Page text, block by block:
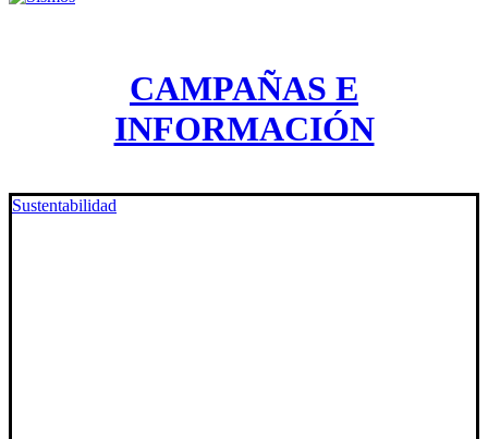
CAMPAÑAS E
INFORMACIÓN
Sustentabilidad